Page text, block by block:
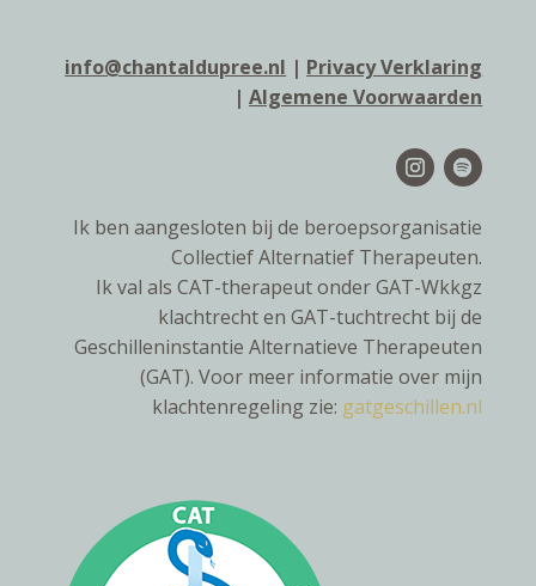
info@chantaldupree.nl | Privacy Verklaring
|Algemene Voorwaarden
Ik ben aangesloten bij de beroepsorganisatie
Collectief Alternatief Therapeuten.
Ik val als CAT-therapeut onder GAT-Wkkgz
klachtrecht en GAT-tuchtrecht bij de
Geschilleninstantie Alternatieve Therapeuten
(GAT). Voor meer informatie over mijn
klachtenregeling zie: gatgeschillen.nl